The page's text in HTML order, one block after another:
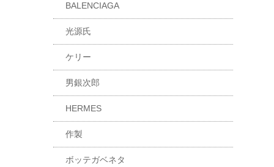
BALENCIAGA
光源氏
ケリー
男銀次郎
HERMES
作製
ボッテガベネタ